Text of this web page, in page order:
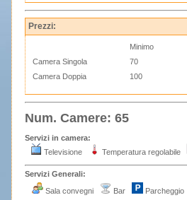
Prezzi:
Minimo
Camera Singola
70
Camera Doppia
100
Num. Camere: 65
Servizi in camera:
Televisione
Temperatura regolabile
Servizi Generali:
Sala convegni
Bar Parcheggio